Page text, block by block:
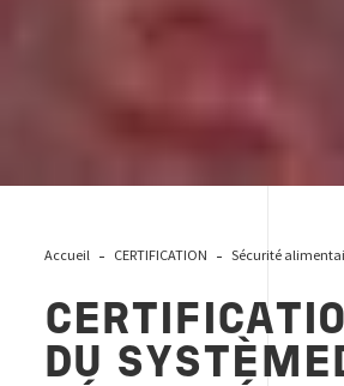
Accueil CERTIFICATION Sécurité
DU